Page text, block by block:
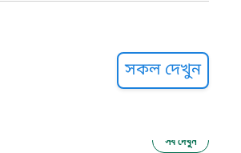
সকল দেখুন
সব দেখুন